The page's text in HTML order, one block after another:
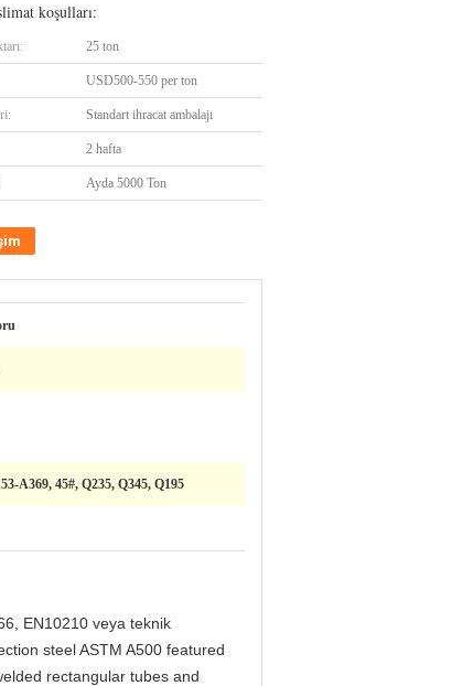
koşulları:
25 ton
USD500-550 per ton
Standart ihracat ambalajı
2 hafta
Ayda 5000 Ton
A369, 45#, Q235, Q345, Q195
EN10210 veya teknik
steel ASTM A500 featured
rectangular tubes and